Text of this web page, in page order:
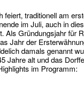
feiert, traditionell am
im Juli, auch in
Als Gründungsjahr für
Jahr der
damals genannt
Jahre alt und das
im Programm: